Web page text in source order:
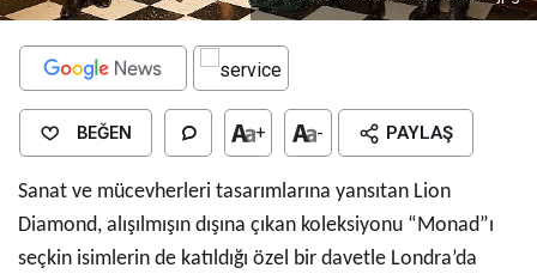
BEĞEN + - PAYLAŞ
Sanat ve mücevherleri tasarımlarına yansıtan Lion
Diamond, alışılmışın dışına çıkan koleksiyonu “Monad”ı
seçkin isimlerin de katıldığı özel bir davetle Londra’da